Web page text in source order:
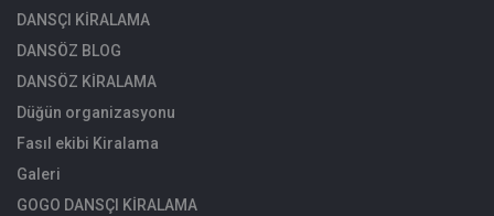
DANSÇI KİRALAMA
DANSÖZ BLOG
DANSÖZ KİRALAMA
Düğün organizasyonu
Fasıl ekibi Kiralama
Galeri
GOGO DANSÇI KİRALAMA